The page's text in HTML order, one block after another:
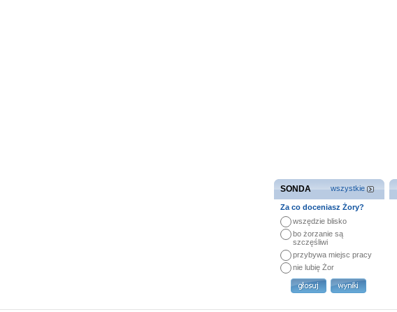
SONDA wszystkie
Za co doceniasz Żory?
wszędzie blisko
bo żorzanie są
szczęśliwi
przybywa miejsc pracy
nie lubię Żor